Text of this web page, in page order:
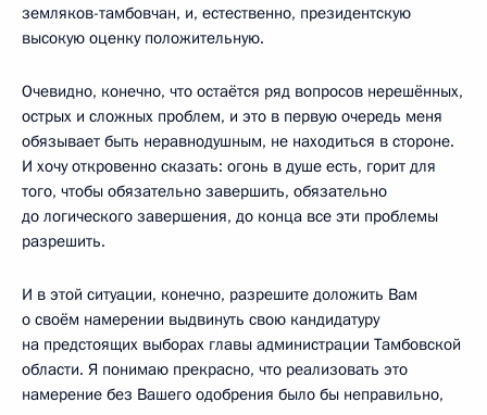
земляков-тамбовчан, и, естественно, президентскую
высокую оценку положительную.
Очевидно, конечно, что остаётся ряд вопросов нерешённых,
острых и сложных проблем, и это в первую очередь меня
обязывает быть неравнодушным, не находиться в стороне.
И хочу откровенно сказать: огонь в душе есть, горит для
того, чтобы обязательно завершить, обязательно
до логического завершения, до конца все эти проблемы
разрешить.
И в этой ситуации, конечно, разрешите доложить Вам
о своём намерении выдвинуть свою кандидатуру
на предстоящих выборах главы администрации Тамбовской
области. Я понимаю прекрасно, что реализовать это
намерение без Вашего одобрения было бы неправильно,